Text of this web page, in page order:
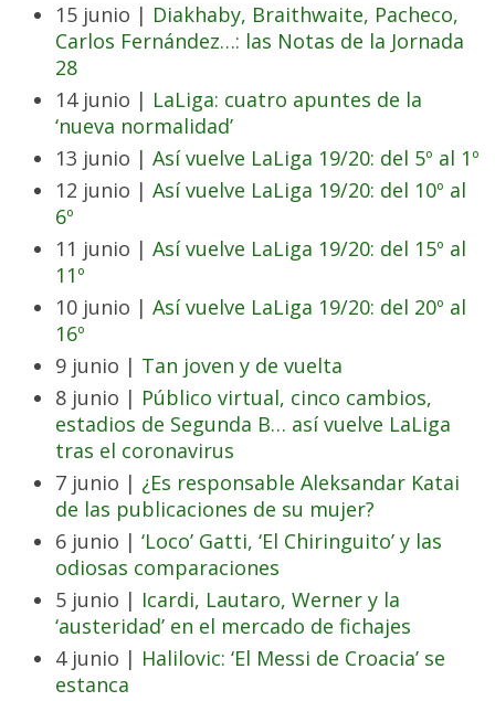
15 junio | Diakhaby, Braithwaite, Pacheco,
Carlos Fernández…: las Notas de la Jornada
28
14 junio | LaLiga: cuatro apuntes de la
‘nueva normalidad’
13 junio | Así vuelve LaLiga 19/20: del 5º al 1º
12 junio | Así vuelve LaLiga 19/20: del 10º al
6º
11 junio | Así vuelve LaLiga 19/20: del 15º al
11º
10 junio | Así vuelve LaLiga 19/20: del 20º al
16º
9 junio | Tan joven y de vuelta
8 junio | Público virtual, cinco cambios,
estadios de Segunda B… así vuelve LaLiga
tras el coronavirus
7 junio | ¿Es responsable Aleksandar Katai
de las publicaciones de su mujer?
6 junio | ‘Loco’ Gatti, ‘El Chiringuito’ y las
odiosas comparaciones
5 junio | Icardi, Lautaro, Werner y la
‘austeridad’ en el mercado de fichajes
4 junio | Halilovic: ‘El Messi de Croacia’ se
estanca